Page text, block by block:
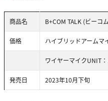
商品名 B+COM TALK (ビーコ
価格 ハイブリッドアーム
ワイヤーマイクUNIT
発売日 2023年10月下旬